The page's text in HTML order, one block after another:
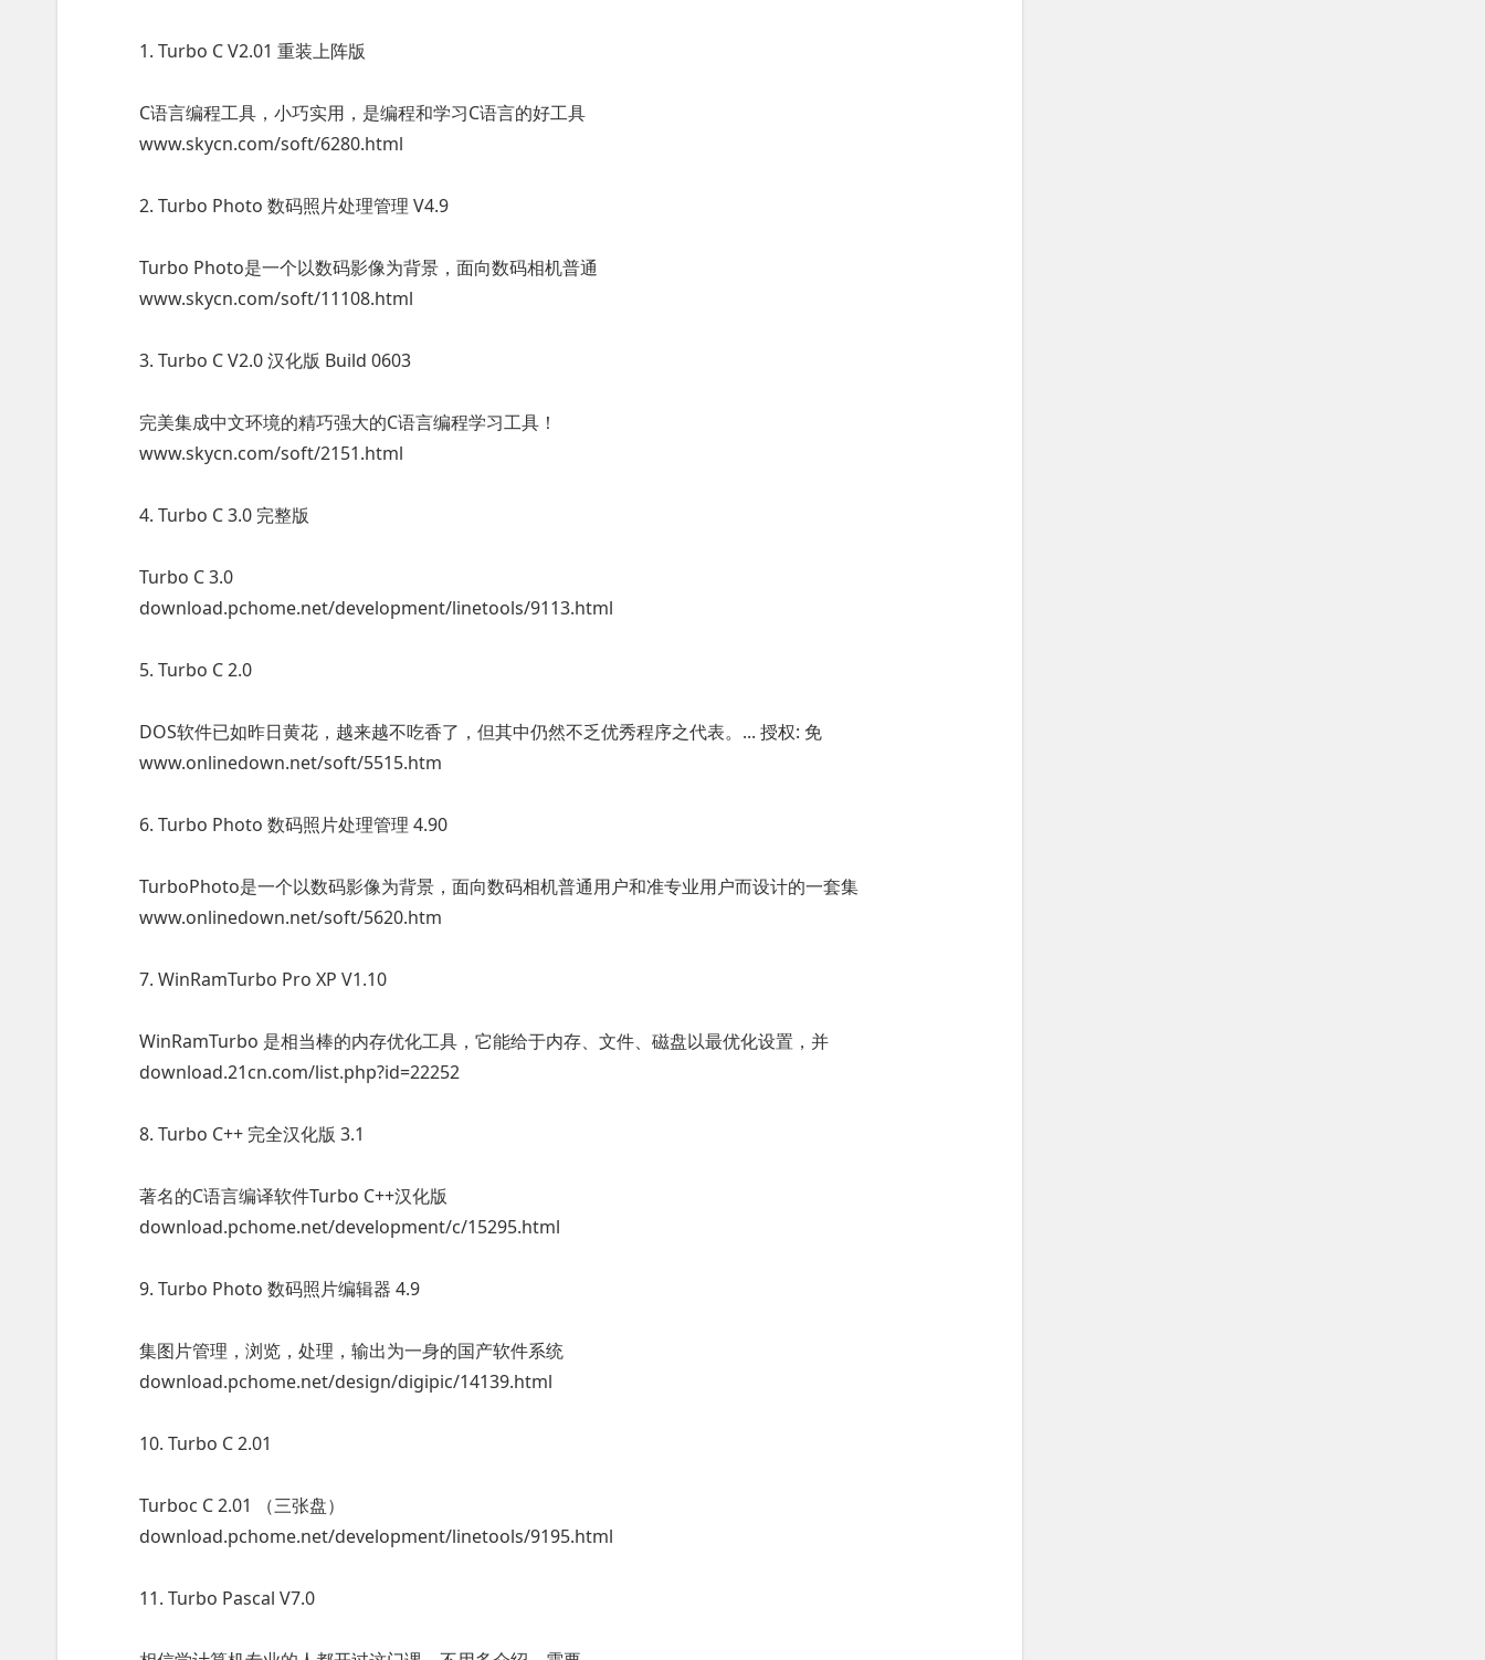
1. Turbo C V2.01 重装上阵版
C语言编程工具，小巧实用，是编程和学习C语言的好工具
www.skycn.com/soft/6280.html
2. Turbo Photo 数码照片处理管理 V4.9
Turbo Photo是一个以数码影像为背景，面向数码相机普通
www.skycn.com/soft/11108.html
3. Turbo C V2.0 汉化版 Build 0603
完美集成中文环境的精巧强大的C语言编程学习工具！
www.skycn.com/soft/2151.html
4. Turbo C 3.0 完整版
Turbo C 3.0
download.pchome.net/development/linetools/9113.html
5. Turbo C 2.0
DOS软件已如昨日黄花，越来越不吃香了，但其中仍然不乏优秀程序之代表。... 授权: 免
www.onlinedown.net/soft/5515.htm
6. Turbo Photo 数码照片处理管理 4.90
TurboPhoto是一个以数码影像为背景，面向数码相机普通用户和准专业用户而设计的一套集
www.onlinedown.net/soft/5620.htm
7. WinRamTurbo Pro XP V1.10
WinRamTurbo 是相当棒的内存优化工具，它能给于内存、文件、磁盘以最优化设置，并
download.21cn.com/list.php?id=22252
8. Turbo C++ 完全汉化版 3.1
著名的C语言编译软件Turbo C++汉化版
download.pchome.net/development/c/15295.html
9. Turbo Photo 数码照片编辑器 4.9
集图片管理，浏览，处理，输出为一身的国产软件系统
download.pchome.net/design/digipic/14139.html
10. Turbo C 2.01
Turboc C 2.01 （三张盘）
download.pchome.net/development/linetools/9195.html
11. Turbo Pascal V7.0